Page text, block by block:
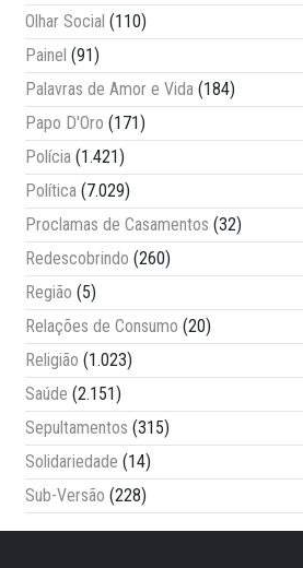
Olhar Social (110)
Painel (91)
Palavras de Amor e Vida (184)
Papo D'Oro (171)
Polícia (1.421)
Política (7.029)
Proclamas de Casamentos (32)
Redescobrindo (260)
Região (5)
Relações de Consumo (20)
Religião (1.023)
Saúde (2.151)
Sepultamentos (315)
Solidariedade (14)
Sub-Versão (228)